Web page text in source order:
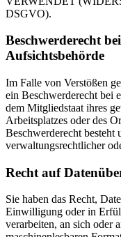
DSGVO).
Beschwerderecht
Aufsichtsbehörde
Im Falle von Verstößen
ein Beschwerderecht bei
dem Mitgliedstaat ihres
Arbeitsplatzes oder des
Beschwerderecht besteht
verwaltungsrechtlicher
Recht auf
Sie haben das Recht,
Einwilligung oder in
verarbeiten, an sich oder